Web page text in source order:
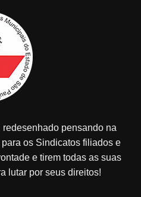
pensando na
os Sindicatos filiados e
e tirem todas as suas
lutar por seus direitos!